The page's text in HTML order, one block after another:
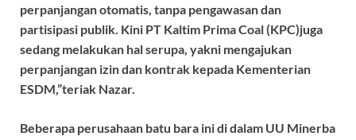
perpanjangan otomatis, tanpa pengawasan dan
partisipasi publik. Kini PT Kaltim Prima Coal (KPC)juga
sedang melakukan hal serupa, yakni mengajukan
perpanjangan izin dan kontrak kepada Kementerian
ESDM,”teriak Nazar.
Beberapa perusahaan batu bara ini di dalam UU Minerba